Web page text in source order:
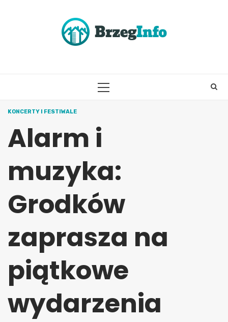
PRIMARY
KONCERTY I FESTIWALE
Alarm i
muzyka:
Grodków
zaprasza na
piątkowe
wydarzenia